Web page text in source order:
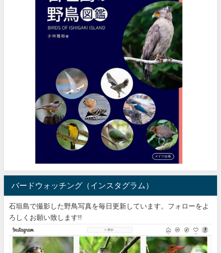
バードウォッチング（インスタグラム）
石垣島で撮影した野鳥写真を毎日更新しています。フォローをよ
ろしくお願い致します!!